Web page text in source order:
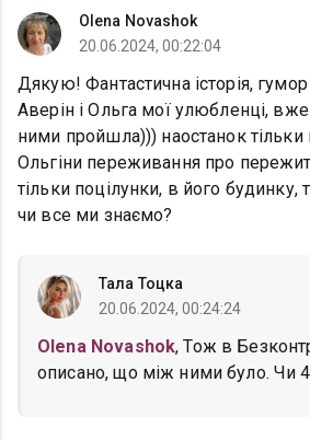
Olena Novashok
20.06.2024, 00:22:04
Дякую! Фантастична історія,
Аверін і Ольга мої улюбленці, вже
ними пройшла))) наостанок
Ольгіни переживання про
тільки поцілунки, в його будинку,
чи все ми знаємо?
Тала Тоцка
20.06.2024, 00:24:24
Olena Novashok, Тож в
описано, що між ними було. Чи 4